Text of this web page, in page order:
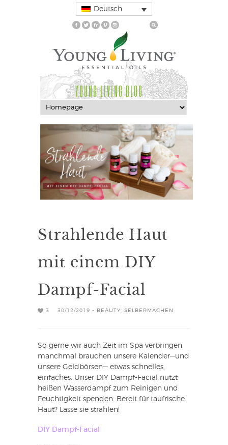
Deutsch
YOUNG LIVING BLOG
Strahlende Haut
mit einem DIY
Dampf-Facial
3 30/12/2019 - BEAUTY SELBERMACHEN
So gerne wir auch Zeit im Spa verbringen,
manchmal brauchen unsere Kalender—und
unsere Geldbörsen— etwas schnelles,
einfaches. Unser DIY Dampf-Facial nutzt
heißen Wasserdampf zum Reinigen und
Feuchtigkeit spenden. Bereit für taufrische
Haut? Lasse sie strahlen!
DIY Dampf-Facial